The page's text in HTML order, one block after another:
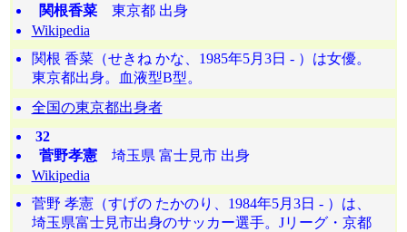
関根香菜東京都 出身
Wikipedia
関根 香菜（せきね かな、1985年5月3日 - ）は女優。
東京都出身。血液型B型。
全国の東京都出身者
32
菅野孝憲埼玉県 富士見市 出身
Wikipedia
菅野 孝憲（すげの たかのり、1984年5月3日 - ）は、
埼玉県富士見市出身のサッカー選手。Jリーグ・京都